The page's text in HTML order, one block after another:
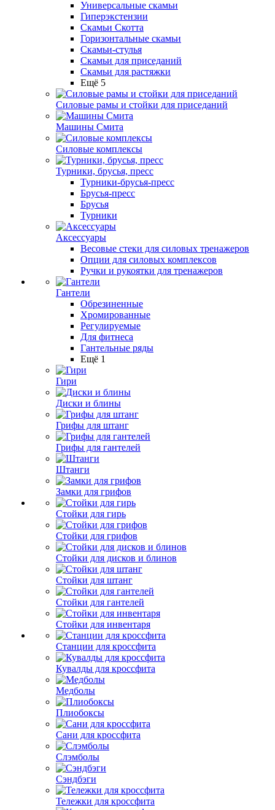
Универсальные скамьи
Гиперэкстензии
Скамьи Скотта
Горизонтальные скамьи
Скамьи-стулья
Скамьи для приседаний
Скамьи для растяжки
Ещё 5
Силовые рамы и стойки для приседаний
Машины Смита
Силовые комплексы
Турники, брусья, пресс
Турники-брусья-пресс
Брусья-пресс
Брусья
Турники
Аксессуары
Весовые стеки для силовых тренажеров
Опции для силовых комплексов
Ручки и рукоятки для тренажеров
Гантели
Обрезиненные
Хромированные
Регулируемые
Для фитнеса
Гантельные ряды
Ещё 1
Гири
Диски и блины
Грифы для штанг
Грифы для гантелей
Штанги
Замки для грифов
Стойки для гирь
Стойки для грифов
Стойки для дисков и блинов
Стойки для штанг
Стойки для гантелей
Стойки для инвентаря
Станции для кроссфита
Кувалды для кроссфита
Медболы
Плиобоксы
Сани для кроссфита
Слэмболы
Сэндбэги
Тележки для кроссфита